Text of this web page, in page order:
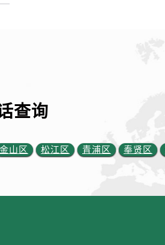
查询
金山区 松江区 青浦区 奉贤区